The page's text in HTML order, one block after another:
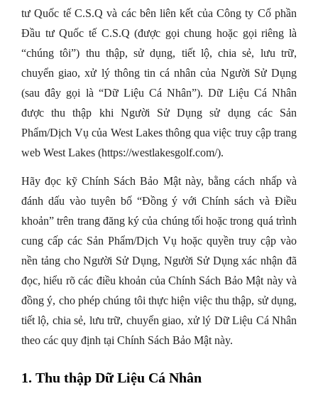
tư Quốc tế C.S.Q và các bên liên kết của Công ty Cổ phần
Đầu tư Quốc tế C.S.Q (được gọi chung hoặc gọi riêng là
“chúng tôi”) thu thập, sử dụng, tiết lộ, chia sẻ, lưu trữ,
chuyển giao, xử lý thông tin cá nhân của Người Sử Dụng
(sau đây gọi là “Dữ Liệu Cá Nhân”). Dữ Liệu Cá Nhân
được thu thập khi Người Sử Dụng sử dụng các Sản
Phẩm/Dịch Vụ của West Lakes thông qua việc truy cập trang
web West Lakes (https://westlakesgolf.com/).
Hãy đọc kỹ Chính Sách Bảo Mật này, bằng cách nhấp và
đánh dấu vào tuyên bố “Đồng ý với Chính sách và Điều
khoản” trên trang đăng ký của chúng tối hoặc trong quá trình
cung cấp các Sản Phẩm/Dịch Vụ hoặc quyền truy cập vào
nền tảng cho Người Sử Dụng, Người Sử Dụng xác nhận đã
đọc, hiểu rõ các điều khoản của Chính Sách Bảo Mật này và
đồng ý, cho phép chúng tôi thực hiện việc thu thập, sử dụng,
tiết lộ, chia sẻ, lưu trữ, chuyển giao, xử lý Dữ Liệu Cá Nhân
theo các quy định tại Chính Sách Bảo Mật này.
1. Thu thập Dữ Liệu Cá Nhân